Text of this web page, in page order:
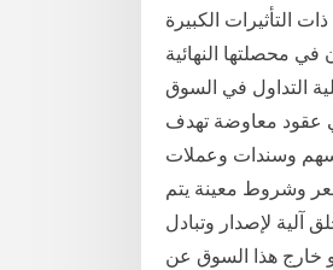
التأثيرات الكبيرة
محصلتها النهائية
التداول في السوق
عقود معاوضة تهدف
وسندات وعملات
وشروط معينة يتم
آلية لإصدار وتبادل
خارج هذا السوق عن